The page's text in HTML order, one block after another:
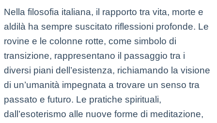
Nella filosofia italiana, il rapporto tra vita, morte e
aldilà ha sempre suscitato riflessioni profonde. Le
rovine e le colonne rotte, come simbolo di
transizione, rappresentano il passaggio tra i
diversi piani dell’esistenza, richiamando la visione
di un’umanità impegnata a trovare un senso tra
passato e futuro. Le pratiche spirituali,
dall’esoterismo alle nuove forme di meditazione,